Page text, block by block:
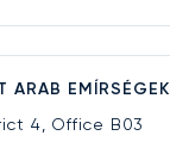
ARAB EMÍRSÉGEK
4, Office B03